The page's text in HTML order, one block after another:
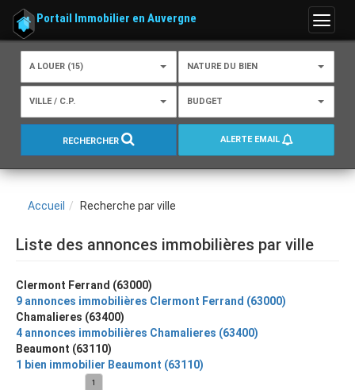
Menu
Portail Immobilier en Auvergne
A LOUER (15) NATURE DU BIEN
VILLE / C.P. BUDGET
RECHERCHER ALERTE EMAIL
Accueil Recherche par ville
Liste des annonces immobilières par ville
Clermont Ferrand (63000)
9 annonces immobilières Clermont Ferrand (63000)
Chamalieres (63400)
4 annonces immobilières Chamalieres (63400)
Beaumont (63110)
1 bien immobilier Beaumont (63110)
1